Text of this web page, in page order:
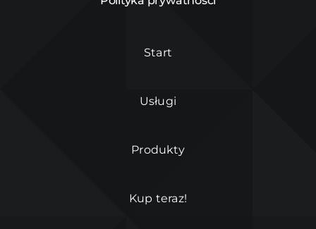
Start
Usługi
Produkty
Kup teraz!